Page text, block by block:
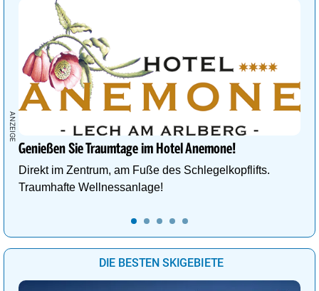
Genießen Sie Traumtage im Hotel Anemone!
Direkt im Zentrum, am Fuße des Schlegelkopflifts.
Traumhafte Wellnessanlage!
DIE BESTEN SKIGEBIETE